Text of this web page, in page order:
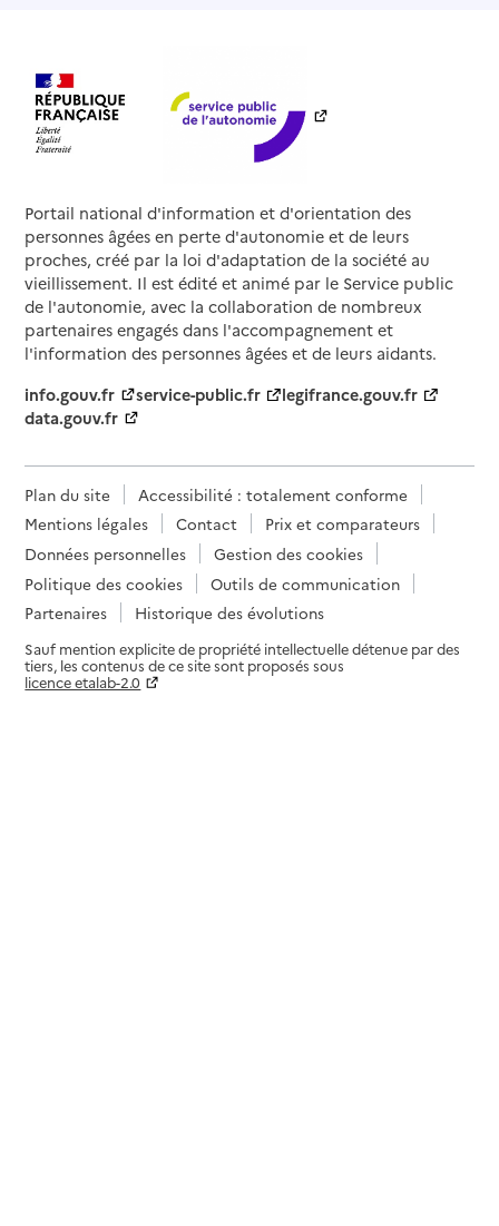
Portail national d'information et d'orientation des
personnes âgées en perte d'autonomie et de leurs
proches, créé par la loi d'adaptation de la société au
vieillissement. Il est édité et animé par le Service public
de l'autonomie, avec la collaboration de nombreux
partenaires engagés dans l'accompagnement et
l'information des personnes âgées et de leurs aidants.
info.gouv.fr
service-public.fr
legifrance.gouv.fr
data.gouv.fr
Plan du site
Accessibilité : totalement conforme
Mentions légales
Contact
Prix et comparateurs
Données personnelles
Gestion des cookies
Politique des cookies
Outils de communication
Partenaires
Historique des évolutions
Sauf mention explicite de propriété intellectuelle détenue par des
tiers, les contenus de ce site sont proposés sous
licence etalab-2.0